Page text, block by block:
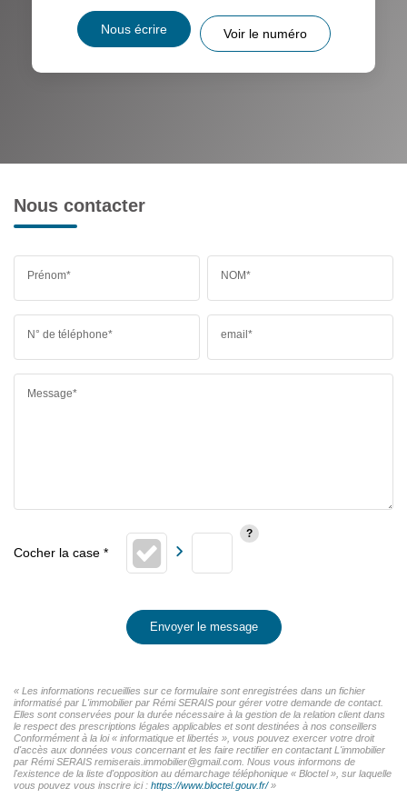
Nous écrire Voir le numéro
Nous contacter
Prénom* NOM*
N° de téléphone* email*
Message*
Envoyer le message
« Les informations recueillies sur ce formulaire sont enregistrées dans un fichier
informatisé par L'immobilier par Rémi SERAIS pour gérer votre demande de contact.
Elles sont conservées pour la durée nécessaire à la gestion de la relation client dans
le respect des prescriptions légales applicables et sont destinées à nos conseillers
Conformément à la loi « informatique et libertés », vous pouvez exercer votre droit
d'accès aux données vous concernant et les faire rectifier en contactant L'immobilier
par Rémi SERAIS remiserais.immobilier@gmail.com. Nous vous informons de
l'existence de la liste d'opposition au démarchage téléphonique « Bloctel », sur laquelle
vous pouvez vous inscrire ici : https://www.bloctel.gouv.fr/»